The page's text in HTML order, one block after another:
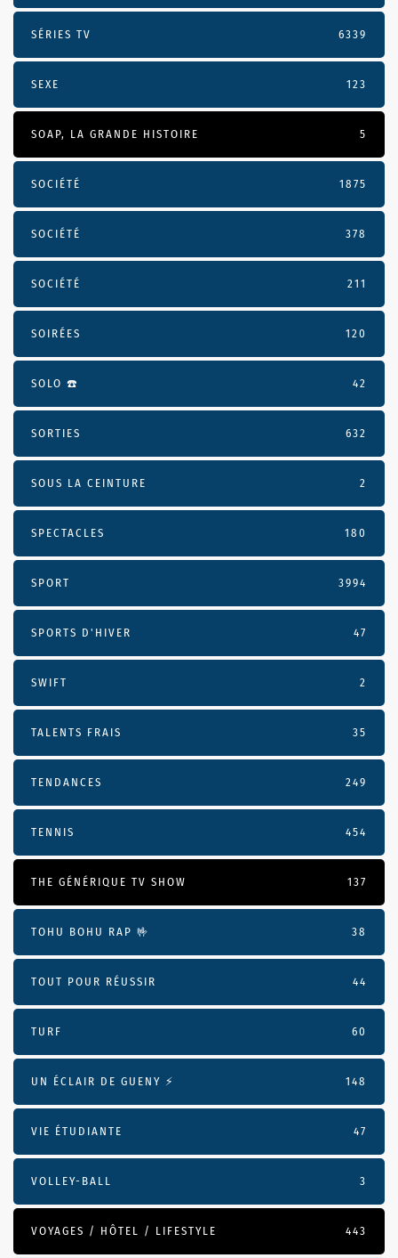
SÉRIES TV 6339
SEXE 123
SOAP, LA GRANDE HISTOIRE 5
SOCIÉTÉ 1875
SOCIÉTÉ 378
SOCIÉTÉ 211
SOIRÉES 120
SOLO ☎️ 42
SORTIES 632
SOUS LA CEINTURE 2
SPECTACLES 180
SPORT 3994
SPORTS D'HIVER 47
SWIFT 2
TALENTS FRAIS 35
TENDANCES 249
TENNIS 454
THE GÉNÉRIQUE TV SHOW 137
TOHU BOHU RAP 🤟 38
TOUT POUR RÉUSSIR 44
TURF 60
UN ÉCLAIR DE GUENY ⚡️ 148
VIE ÉTUDIANTE 47
VOLLEY-BALL 3
VOYAGES / HÔTEL / LIFESTYLE 443